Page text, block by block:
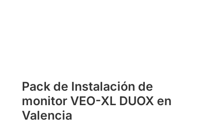
Pack de Instalación de
monitor VEO-XL DUOX en
Valencia